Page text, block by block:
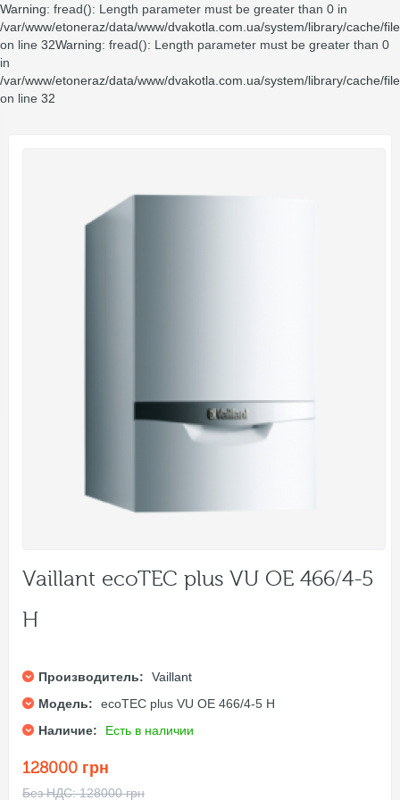
Warning: fread(): Length parameter must be greater than 0 in
/var/www/etoneraz/data/www/dvakotla.com.ua/system/library/cache/
on line 32Warning: fread(): Length parameter must be greater than 0
in
/var/www/etoneraz/data/www/dvakotla.com.ua/system/library/cache/
on line 32
Vaillant ecoTEC plus VU OE 466/4-5
H
Производитель:
Vaillant
Модель:
ecoTEC plus VU OE 466/4-5 H
Наличие:
Есть в наличии
128000 грн
Без НДС: 128000 грн